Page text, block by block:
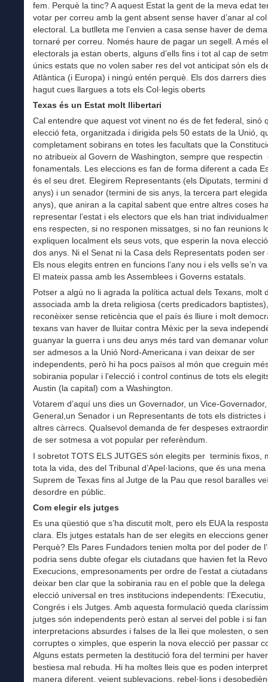
fem. Perquè la tinc? A aquest Estat la gent de la meva edat
votar per correu amb la gent absent sense haver d’anar al
electoral. La butlleta me l’envien a casa sense haver de
tornaré per correu. Només haure de pagar un segell. A més
electorals ja estan oberts, alguns d’ells fins i tot al cap de
únics estats que no volen saber res del vot anticipat són els
Atlàntica (i Europa) i ningú entén perquè. Els dos darrers
hagut cues llargues a tots els Col·legis oberts
Texas és un Estat molt llibertari
Cal entendre que aquest vot vinent no és de fet federal, sinó
elecció feta, organitzada i dirigida pels 50 estats de la Unió,
completament sobirans en totes les facultats que la
no atribueix al Govern de Washington, sempre que respectin
fonamentals. Les eleccions es fan de forma diferent a cada
és el seu dret. Elegirem Representants (els Diputats, termini
anys) i un senador (termini de sis anys, la tercera part
anys), que aniran a la capital sabent que entre altres coses
representar l’estat i els electors que els han triat
ens respecten, si no responen missatges, si no fan reunions
expliquen localment els seus vots, que esperin la nova
dos anys. Ni el Senat ni la Casa dels Representats poden ser
Els nous elegits entren en funcions l’any nou i els vells se’n
El mateix passa amb les Assemblees i Governs estatals.
Potser a algú no li agrada la política actual dels Texans, molt
associada amb la dreta religiosa (certs predicadors
reconèixer sense reticència que el país és lliure i molt
texans van haver de lluitar contra Mèxic per la seva
guanyar la guerra i uns deu anys més tard van demanar
ser admesos a la Unió Nord-Americana i van deixar de ser
independents, però hi ha pocs països al món que creguin
sobirania popular i l’elecció i control continus de tots els
Austin (la capital) com a Washington.
Votarem d’aquí uns dies un Governador, un Vice-
General,un Senador i un Representants de tots els districtes i
altres càrrecs. Qualsevol demanda de fer despeses
de ser sotmesa a vot popular per referèndum.
I sobretot TOTS ELS JUTGES són elegits per terminis fixos,
tota la vida, des del Tribunal d’Apel·lacions, que és una mena
Suprem de Texas fins al Jutge de la Pau que resol baralles
desordre en públic.
Com elegir els jutges
Es una qüestió que s’ha discutit molt, pero els EUA la
clara. Els jutges estatals han de ser elegits en eleccions
Perquè? Els Pares Fundadors tenien molta por del poder de
podria sens dubte ofegar els ciutadans que havien fet la
Execucions, empresonaments per ordre de l’estat a
deixar ben clar que la sobirania rau en el poble que la delega
elecció universal en tres institucions independents: l’Executiu,
Congrés i els Jutges. Amb aquesta formulació queda
jutges són independents però estan al servei del poble i si fan
interpretacions absurdes i falses de la llei que molesten, o
corruptes o ximples, que esperin la nova elecció per passar
Alguns estats permeten la destitució fora del termini per
bestiesa mal rebuda. Hi ha moltes lleis que es poden
manera diferent, veient sublevacions, rebel·lions i